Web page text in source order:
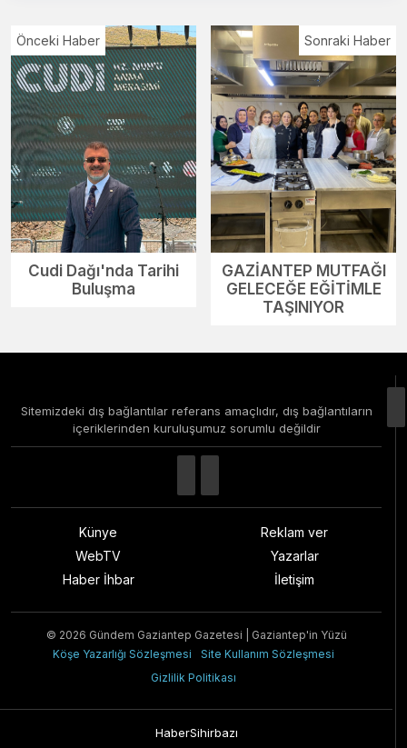
Önceki Haber
Cudi Dağı'nda Tarihi
Buluşma
Sonraki Haber
GAZİANTEP MUTFAĞI
GELECEĞE EĞİTİMLE
TAŞINIYOR
Sitemizdeki dış bağlantılar referans amaçlıdır, dış bağlantıların
içeriklerinden kuruluşumuz sorumlu değildir
Künye
WebTV
Haber İhbar
Reklam ver
Yazarlar
İletişim
© 2026 Gündem Gaziantep Gazetesi | Gaziantep'in Yüzü
Köşe Yazarlığı Sözleşmesi
Site Kullanım Sözleşmesi
Gizlilik Politikası
HaberSihirbazı